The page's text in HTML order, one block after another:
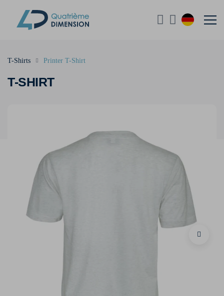
T-SHIRT
T-Shirts Printer T-Shirt